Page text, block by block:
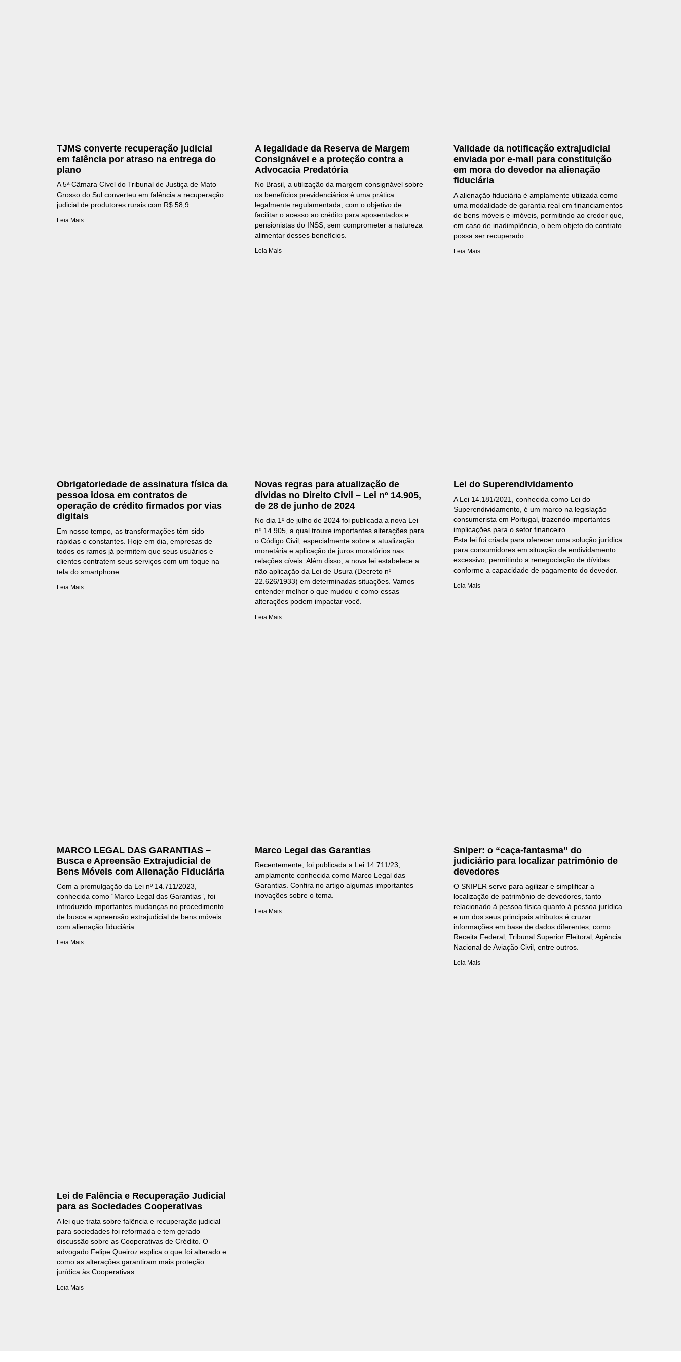
TJMS converte recuperação judicial
em falência por atraso na entrega do
plano
A 5ª Câmara Cível do Tribunal de Justiça de Mato
Grosso do Sul converteu em falência a recuperação
judicial de produtores rurais com R$ 58,9
Leia Mais
A legalidade da Reserva de Margem
Consignável e a proteção contra a
Advocacia Predatória
No Brasil, a utilização da margem consignável sobre
os benefícios previdenciários é uma prática
legalmente regulamentada, com o objetivo de
facilitar o acesso ao crédito para aposentados e
pensionistas do INSS, sem comprometer a natureza
alimentar desses benefícios.
Leia Mais
Validade da notificação extrajudicial
enviada por e-mail para constituição
em mora do devedor na alienação
fiduciária
A alienação fiduciária é amplamente utilizada como
uma modalidade de garantia real em financiamentos
de bens móveis e imóveis, permitindo ao credor que,
em caso de inadimplência, o bem objeto do contrato
possa ser recuperado.
Leia Mais
Obrigatoriedade de assinatura física da
pessoa idosa em contratos de
operação de crédito firmados por vias
digitais
Em nosso tempo, as transformações têm sido
rápidas e constantes. Hoje em dia, empresas de
todos os ramos já permitem que seus usuários e
clientes contratem seus serviços com um toque na
tela do smartphone.
Leia Mais
Novas regras para atualização de
dívidas no Direito Civil – Lei nº 14.905,
de 28 de junho de 2024
No dia 1º de julho de 2024 foi publicada a nova Lei
nº 14.905, a qual trouxe importantes alterações para
o Código Civil, especialmente sobre a atualização
monetária e aplicação de juros moratórios nas
relações cíveis. Além disso, a nova lei estabelece a
não aplicação da Lei de Usura (Decreto nº
22.626/1933) em determinadas situações. Vamos
entender melhor o que mudou e como essas
alterações podem impactar você.
Leia Mais
Lei do Superendividamento
A Lei 14.181/2021, conhecida como Lei do
Superendividamento, é um marco na legislação
consumerista em Portugal, trazendo importantes
implicações para o setor financeiro.
Esta lei foi criada para oferecer uma solução jurídica
para consumidores em situação de endividamento
excessivo, permitindo a renegociação de dívidas
conforme a capacidade de pagamento do devedor.
Leia Mais
MARCO LEGAL DAS GARANTIAS –
Busca e Apreensão Extrajudicial de
Bens Móveis com Alienação Fiduciária
Com a promulgação da Lei nº 14.711/2023,
conhecida como “Marco Legal das Garantias”, foi
introduzido importantes mudanças no procedimento
de busca e apreensão extrajudicial de bens móveis
com alienação fiduciária.
Leia Mais
Marco Legal das Garantias
Recentemente, foi publicada a Lei 14.711/23,
amplamente conhecida como Marco Legal das
Garantias. Confira no artigo algumas importantes
inovações sobre o tema.
Leia Mais
Sniper: o “caça-fantasma” do
judiciário para localizar patrimônio de
devedores
O SNIPER serve para agilizar e simplificar a
localização de patrimônio de devedores, tanto
relacionado à pessoa física quanto à pessoa jurídica
e um dos seus principais atributos é cruzar
informações em base de dados diferentes, como
Receita Federal, Tribunal Superior Eleitoral, Agência
Nacional de Aviação Civil, entre outros.
Leia Mais
Lei de Falência e Recuperação Judicial
para as Sociedades Cooperativas
A lei que trata sobre falência e recuperação judicial
para sociedades foi reformada e tem gerado
discussão sobre as Cooperativas de Crédito. O
advogado Felipe Queiroz explica o que foi alterado e
como as alterações garantiram mais proteção
jurídica às Cooperativas.
Leia Mais